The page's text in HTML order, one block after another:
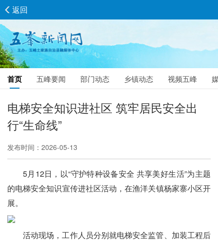
首页 五峰要闻 部门动态 乡镇动态 视频五峰
返回
电梯安全知识进社区 筑牢居民安全出
行“生命线”
发布时间：2026-05-13
5月12日，以“守护特种设备安全 共享美好生活”为主题
的电梯安全知识宣传进社区活动，在渔洋关镇杨家寨小区开
展。
活动现场，工作人员分别就电梯安全监管、加装工程后